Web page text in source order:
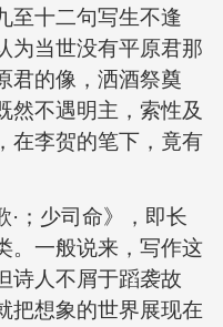
至十二句写生不逢
为当世没有平原君那
君的像，洒酒祭奠
然不遇明主，索性及
在李贺的笔下，竟有
·；少司命》，即长
。一般说来，写作这
诗人不屑于蹈袭故
把想象的世界展现在